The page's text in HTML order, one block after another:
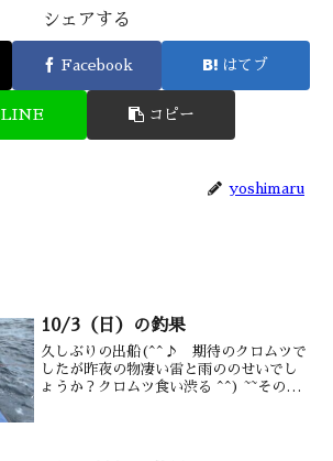
シェアする
Facebook はてブ
LINE コピー
yoshimaru
10/3（日）の釣果
久しぶりの出船(^^♪ 期待のクロムツで
したが昨夜の物凄い雷と雨ののせいでし
ょうか？クロムツ食い渋る ^^) ~~その